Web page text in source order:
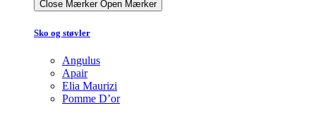
Close Mærker Open Mærker
Sko og støvler
Angulus
Apair
Elia Maurizi
Pomme D’or